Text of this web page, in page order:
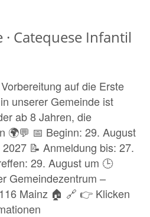
Catequese Infantil
auf die Erste
unserer Gemeinde ist
ab 8 Jahren, die
🌍💬 📅 Beginn: 29. August
📝 Anmeldung bis: 27.
29. August um 🕒
Gemeindezentrum –
Mainz 🏠 🔗 👉 Klicken